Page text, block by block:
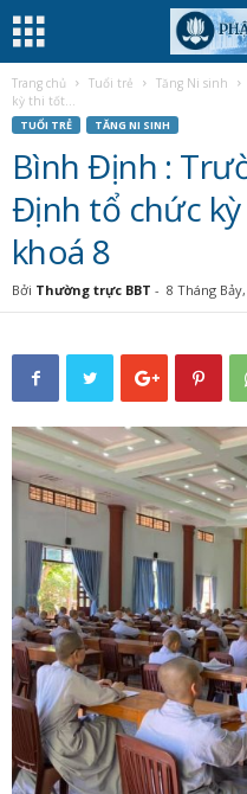
Trang chủ Tuổi trẻ Tăng Ni sinh
kỳ thi tốt...
TUỔI TRẺ TĂNG NI SINH
Bình Định :
Định tổ chức
khoá 8
Bởi Thường trực BBT - 8 Tháng